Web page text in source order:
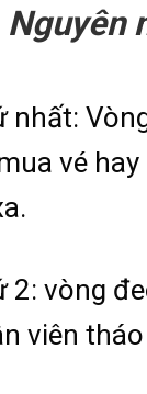
Nguyên
nhất:
vé
2: vòng
viên